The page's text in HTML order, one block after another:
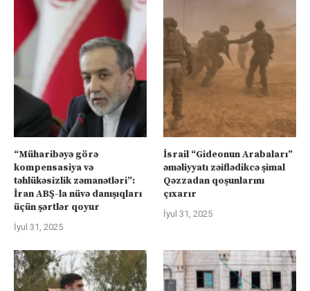
“Müharibəyə görə
kompensasiya və
təhlükəsizlik zəmanətləri”:
İran ABŞ-la nüvə danışıqları
üçün şərtlər qoyur
İyul 31, 2025
İsrail “Gideonun Arabaları”
əməliyyatı zəiflədikcə şimal
Qəzzadan qoşunlarını
çıxarır
İyul 31, 2025